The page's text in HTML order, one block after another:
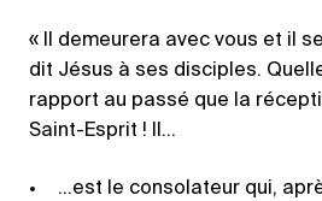
« Il demeurera avec vous et il
dit Jésus à ses disciples.
rapport au passé que la
Saint-Esprit ! Il…
…est le consolateur qui,